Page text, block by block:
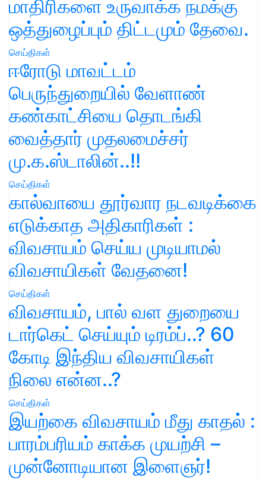
மாதிரிகளை உருவாக்க நமக்கு
ஒத்துழைப்பும் திட்டமும் தேவை.
செய்திகள்
ஈரோடு மாவட்டம்
பெருந்துறையில் வேளாண்
கண்காட்சியை தொடங்கி
வைத்தார் முதலமைச்சர்
மு.க.ஸ்டாலின்..!!
செய்திகள்
கால்வாயை தூர்வார நடவடிக்கை
எடுக்காத அதிகாரிகள் :
விவசாயம் செய்ய முடியாமல்
விவசாயிகள் வேதனை!
செய்திகள்
விவசாயம், பால் வள துறையை
டார்கெட் செய்யும் டிரம்ப்..? 60
கோடி இந்திய விவசாயிகள்
நிலை என்ன..?
செய்திகள்
இயற்கை விவசாயம் மீது காதல் :
பாரம்பரியம் காக்க முயற்சி –
முன்னோடியான இளைஞர்!